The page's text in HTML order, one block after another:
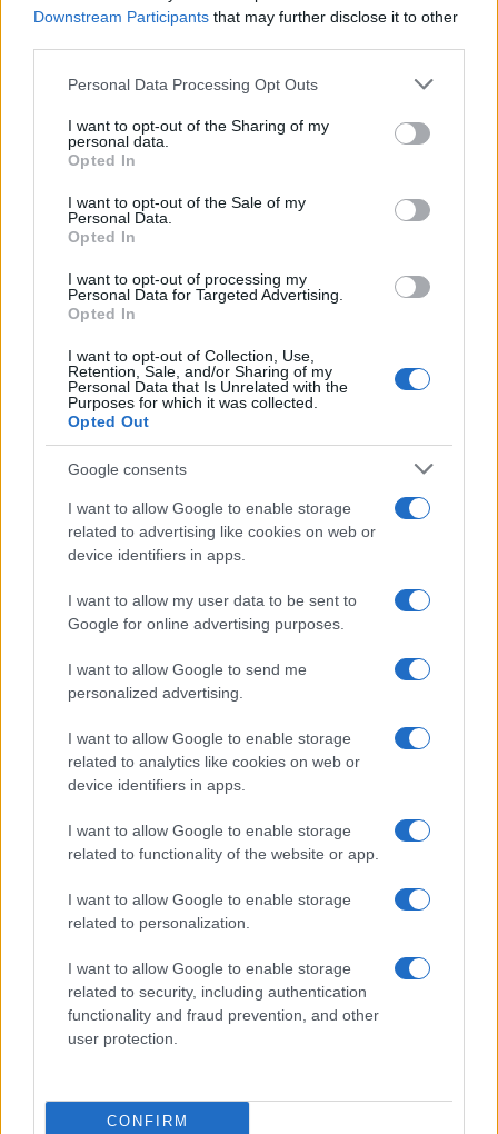
Downstream Participants that may further disclose it to other
Please note that this website/app uses one or more Google
not limited to your visit or usage behaviour. You may click to
grant or deny consent to Google and its third-party tags to
use your data for below specified purposes in below Google
consent section.
Personal Data Processing Opt Outs
I want to opt-out of the Sharing of my
personal data.
Opted In
I want to opt-out of the Sale of my
Personal Data.
Opted In
I want to opt-out of processing my
Personal Data for Targeted Advertising.
Opted In
I want to opt-out of Collection, Use,
Retention, Sale, and/or Sharing of my
Personal Data that Is Unrelated with the
Purposes for which it was collected.
Opted Out
Google consents
I want to allow Google to enable storage
related to advertising like cookies on web or
device identifiers in apps.
I want to allow my user data to be sent to
Google for online advertising purposes.
I want to allow Google to send me
personalized advertising.
I want to allow Google to enable storage
related to analytics like cookies on web or
device identifiers in apps.
I want to allow Google to enable storage
related to functionality of the website or app.
I want to allow Google to enable storage
related to personalization.
I want to allow Google to enable storage
related to security, including authentication
functionality and fraud prevention, and other
user protection.
CONFIRM
Dalla bozza al messaggio finale
Il passaggio conclusivo consiste nel rileggere ad
alta voce per verificarne ritmo e
autenticitàcontrollare che ogni paragrafo esprima
senza urgenze artificiali. L’IA è un alleato nel
rendere la lettera più
la scelta di esempi, metriche e tono resta
personale. Quando la forma esalta i fatti e la
motivazione è concreta, il messaggio risulta
originalee credibile, distinguendosi senza artifici.
AUTORE
Andrea Innocenti
Andrea Innocenti ha coordinato dall'estero il
rientro di una cronista napoletana durante una
consolati; è corrispondente esteri che
definisce linee editoriali sulla geopolitica. Nato
rapporti con ONG partenopee.